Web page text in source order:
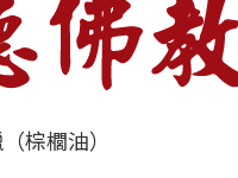
棕櫚油）